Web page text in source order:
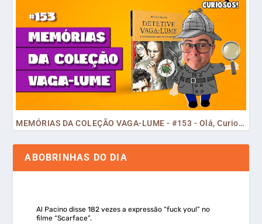
MEMÓRIAS DA COLEÇÃO VAGA-LUME - #153 - Olá, Curiosos! 2023
ABOBRINHAS DO DIA
Al Pacino disse 182 vezes a expressão “fuck you!” no
filme “Scarface”.